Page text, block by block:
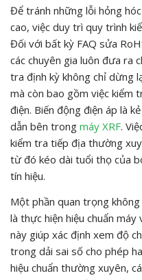
Để tránh những lỗi hỏng
cao, việc duy trì quy trình
Đối với bất kỳ FAQ sửa
các chuyên gia luôn đưa ra
tra định kỳ không chỉ dừng
mà còn bao gồm việc kiểm
điện. Biến động điện áp là
dẫn bên trong máy XRF.
kiểm tra tiếp địa thường
từ đó kéo dài tuổi thọ của
tín hiệu.
Một phần quan trọng
là thực hiện hiệu chuẩn máy
này giúp xác định xem độ
trong dải sai số cho phép
hiệu chuẩn thường xuyên,